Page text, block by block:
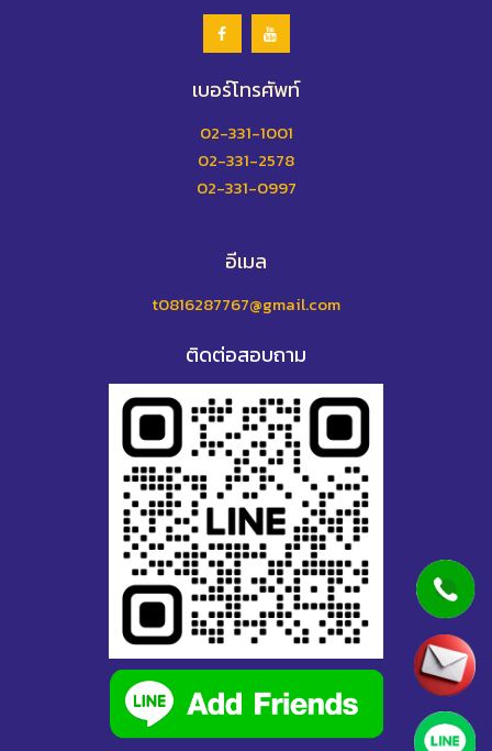
เบอร์โทรศัพท์
02-331-1001
02-331-2578
02-331-0997
อีเมล
t0816287767@gmail.com
ติดต่อสอบถาม